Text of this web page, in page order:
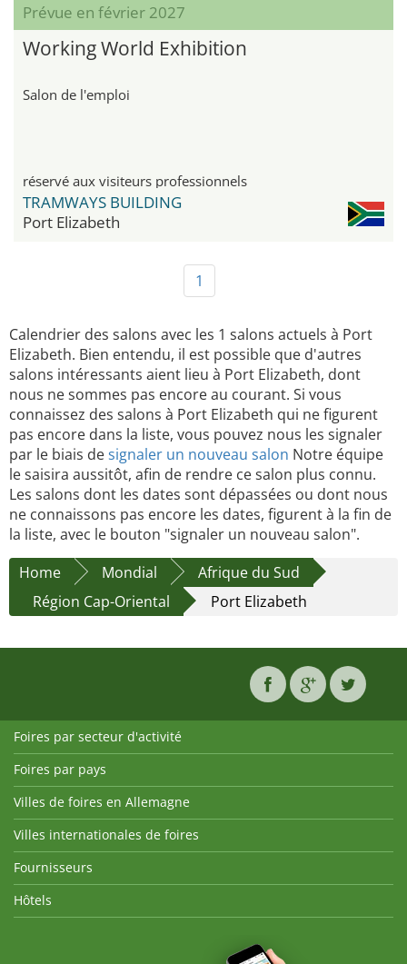
Prévue en février 2027
Working World Exhibition
Salon de l'emploi
réservé aux visiteurs professionnels
TRAMWAYS BUILDING
Port Elizabeth
1
Calendrier des salons avec les 1 salons actuels à Port
Elizabeth. Bien entendu, il est possible que d'autres
salons intéressants aient lieu à Port Elizabeth, dont
nous ne sommes pas encore au courant. Si vous
connaissez des salons à Port Elizabeth qui ne figurent
pas encore dans la liste, vous pouvez nous les signaler
par le biais designaler un nouveau salon Notre équipe
le saisira aussitôt, afin de rendre ce salon plus connu.
Les salons dont les dates sont dépassées ou dont nous
ne connaissons pas encore les dates, figurent à la fin de
la liste, avec le bouton "signaler un nouveau salon".
Home
Mondial
Afrique du Sud
Région Cap-Oriental
Port Elizabeth
Foires par secteur d'activité
Foires par pays
Villes de foires en Allemagne
Villes internationales de foires
Fournisseurs
Hôtels